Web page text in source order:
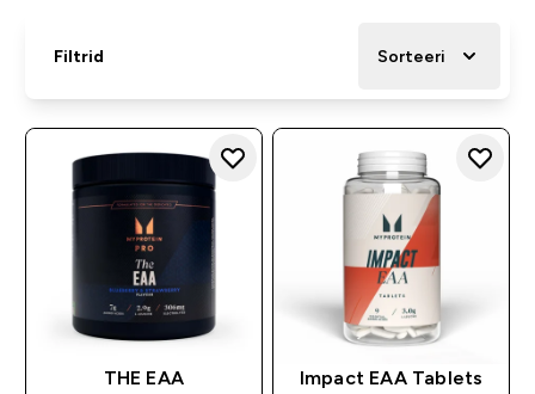
Filtrid Sorteeri
THE EAA Impact EAA Tablets